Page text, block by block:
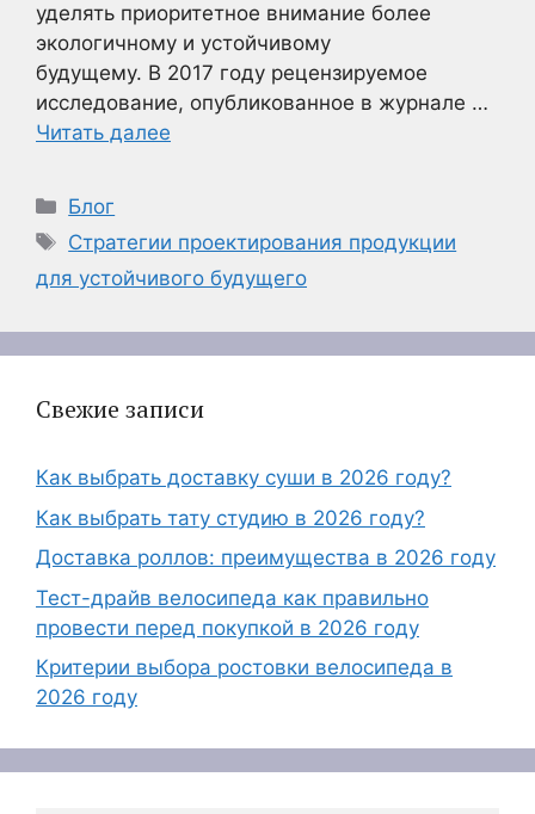
уделять приоритетное внимание более
экологичному и устойчивому
будущему. В 2017 году рецензируемое
исследование, опубликованное в журнале …
Читать далее
Рубрики
Блог
Метки
Стратегии проектирования продукции
для устойчивого будущего
Свежие записи
Как выбрать доставку суши в 2026 году?
Как выбрать тату студию в 2026 году?
Доставка роллов: преимущества в 2026 году
Тест-драйв велосипеда как правильно
провести перед покупкой в 2026 году
Критерии выбора ростовки велосипеда в
2026 году